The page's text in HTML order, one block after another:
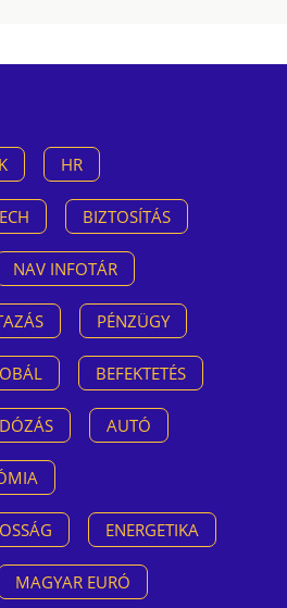
HR
BIZTOSÍTÁS
NAV INFOTÁR
PÉNZÜGY
BEFEKTETÉS
AUTÓ
ENERGETIKA
MAGYAR EURÓ